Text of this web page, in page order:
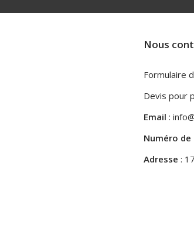
Nous
Formulaire
Devis pour
Email :
Numéro
Adresse :